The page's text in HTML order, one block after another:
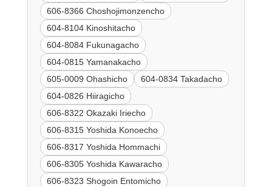
606-8366 Choshojimonzencho
604-8104 Kinoshitacho
604-8084 Fukunagacho
604-0815 Yamanakacho
605-0009 Ohashicho
604-0834 Takadacho
604-0826 Hiiragicho
606-8322 Okazaki Iriecho
606-8315 Yoshida Konoecho
606-8317 Yoshida Hommachi
606-8305 Yoshida Kawaracho
606-8323 Shogoin Entomicho